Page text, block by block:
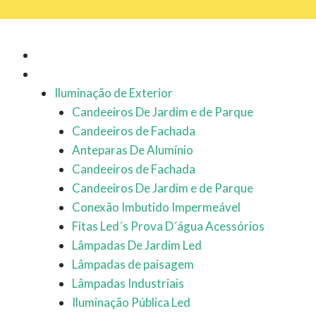
Iluminação de Exterior
Candeeiros De Jardim e de Parque
Candeeiros de Fachada
Anteparas De Alumínio
Candeeiros de Fachada
Candeeiros De Jardim e de Parque
Conexão Imbutido Impermeável
Fitas Led´s Prova D´água Acessórios
Lâmpadas De Jardim Led
Lâmpadas de paisagem
Lâmpadas Industriais
Iluminação Pública Led